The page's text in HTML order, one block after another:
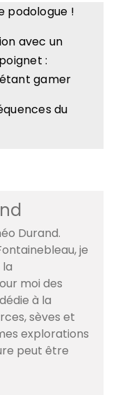
podologue !
avec un
:
gamer
du
Durand.
je
moi des
à la
sèves et
explorations
peut être